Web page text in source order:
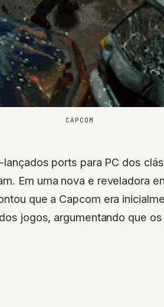
CAPCOM
ports para PC dos
Em uma nova e reveladora
que a Capcom era
jogos, argumentando que